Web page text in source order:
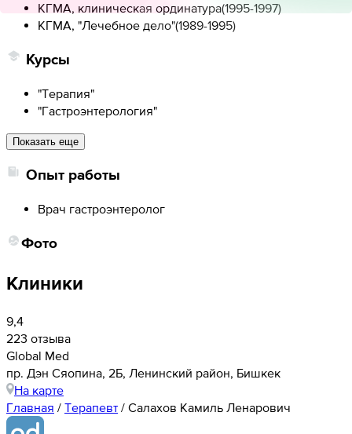
КГМА, клиническая ординатура(1995-1997)
КГМА, "Лечебное дело"(1989-1995)
Курсы
"Терапия"
"Гастроэнтерология"
Показать еще
Опыт работы
Врач гастроэнтеролог
Фото
Клиники
9,4
223 отзыва
Global Med
​пр. Дэн Сяопина, 2Б, Ленинский район, Бишкек
На карте
Главная / Терапевт / Салахов Камиль Ленарович